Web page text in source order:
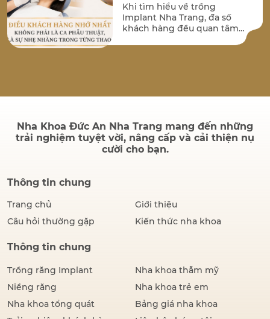
Đức An Nha Trang
Khi tìm hiểu về trồng
Implant Nha Trang, đa số
khách hàng đều quan tâm
đến hai vấn đề lớn nhất: kết
Nha Khoa Đức An Nha Trang mang đến những
trải nghiệm tuyệt vời, nâng cấp và cải thiện nụ
cười cho bạn.
Thông tin chung
Trang chủ
Giới thiệu
Câu hỏi thường gặp
Kiến thức nha khoa
Thông tin chung
Trồng răng Implant
Nha khoa thẫm mỹ
Niềng răng
Nha khoa trẻ em
Nha khoa tổng quát
Bảng giá nha khoa